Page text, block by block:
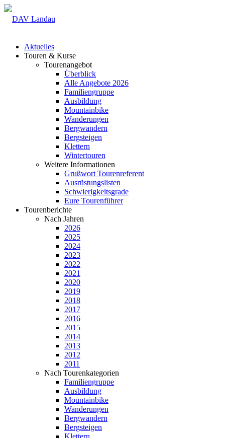
Aktuelles
Touren & Kurse
Tourenangebot
Überblick
Alle Angebote 2026
Familiengruppe
Ausbildung
Mountainbike
Wanderungen
Bergwandern
Bergsteigen
Klettern
Wintertouren
Weitere Informationen
Grußwort Tourenreferent
Ausrüstungslisten
Schwierigkeitsgrade
Eure Tourenführer
Tourenberichte
Nach Jahren
2026
2025
2024
2023
2022
2021
2020
2019
2018
2017
2016
2015
2014
2013
2012
2011
Nach Tourenkategorien
Familiengruppe
Ausbildung
Mountainbike
Wanderungen
Bergwandern
Bergsteigen
Klettern